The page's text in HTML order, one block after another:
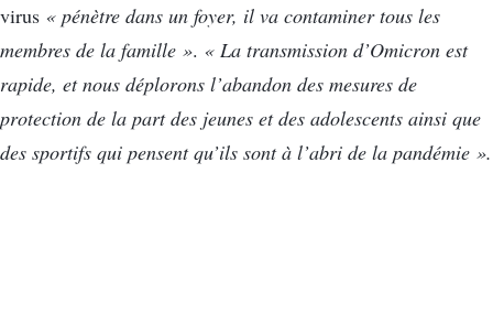
virus « pénètre dans un foyer, il va contaminer tous les
membres de la famille ». « La transmission d’Omicron est
rapide, et nous déplorons l’abandon des mesures de
protection de la part des jeunes et des adolescents ainsi que
des sportifs qui pensent qu’ils sont à l’abri de la pandémie ».